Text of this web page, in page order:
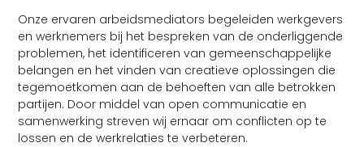
Onze ervaren arbeidsmediators begeleiden werkgevers
en werknemers bij het bespreken van de onderliggende
problemen, het identificeren van gemeenschappelijke
belangen en het vinden van creatieve oplossingen die
tegemoetkomen aan de behoeften van alle betrokken
partijen. Door middel van open communicatie en
samenwerking streven wij ernaar om conflicten op te
lossen en de werkrelaties te verbeteren.